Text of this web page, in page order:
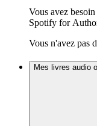
Vous avez
Spotify for
Vous n'avez pas
Mes livres audio